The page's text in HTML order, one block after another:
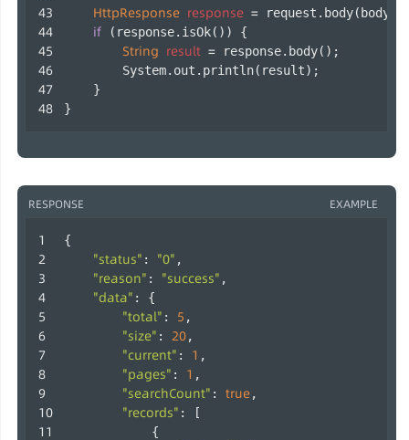
HttpResponse response =
if (response.isOk()) {
String result = response.body();
        System.out.println(result);
    }
}
RESPONSE EXAMPLE
{
"status" : "0" ,
"reason" : "success" ,
"data" : {
"total" : 5 ,
"size" : 20,
"current" : 1 ,
"pages" : 1 ,
"searchCount" : true,
"records" : [
            {